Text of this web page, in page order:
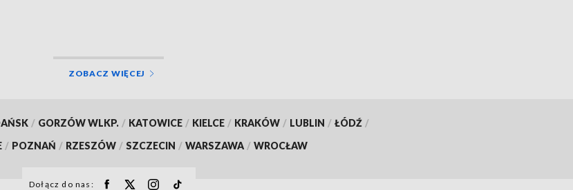
ZOBACZ WIĘCEJ
/ GORZÓW WLKP. / KATOWICE / KIELCE / KRAKÓW / LUBLIN / ŁÓDŹ /
/ POZNAŃ / RZESZÓW / SZCZECIN / WARSZAWA / WROCŁAW
Dołącz do nas: